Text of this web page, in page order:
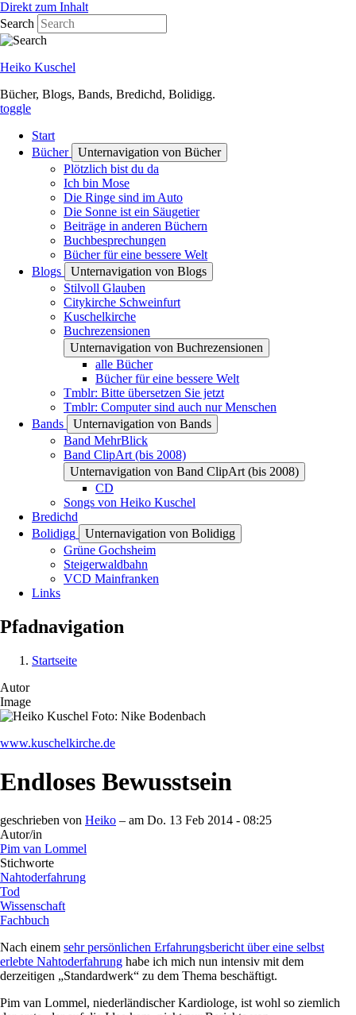
Direkt zum Inhalt
Search
Heiko Kuschel
Bücher, Blogs, Bands, Bredichd, Bolidigg.
toggle
Start
Bücher
Unternavigation von Bücher
Plötzlich bist du da
Ich bin Mose
Die Ringe sind im Auto
Die Sonne ist ein Säugetier
Beiträge in anderen Büchern
Buchbesprechungen
Bücher für eine bessere Welt
Blogs
Unternavigation von Blogs
Stilvoll Glauben
Citykirche Schweinfurt
Kuschelkirche
Buchrezensionen
Unternavigation von Buchrezensionen
alle Bücher
Bücher für eine bessere Welt
Tmblr: Bitte übersetzen Sie jetzt
Tmblr: Computer sind auch nur Menschen
Bands
Unternavigation von Bands
Band MehrBlick
Band ClipArt (bis 2008)
Unternavigation von Band ClipArt (bis 2008)
CD
Songs von Heiko Kuschel
Bredichd
Bolidigg
Unternavigation von Bolidigg
Grüne Gochsheim
Steigerwaldbahn
VCD Mainfranken
Links
Pfadnavigation
Startseite
Autor
Image
www.kuschelkirche.de
Endloses Bewusstsein
geschrieben von Heiko – am Do. 13 Feb 2014 - 08:25
Autor/in
Pim van Lommel
Stichworte
Nahtoderfahrung
Tod
Wissenschaft
Fachbuch
Nach einem sehr persönlichen Erfahrungsbericht über eine selbst
erlebte Nahtoderfahrung habe ich mich nun intensiv mit dem
derzeitigen „Standardwerk“ zu dem Thema beschäftigt.
Pim van Lommel, niederländischer Kardiologe, ist wohl so ziemlich